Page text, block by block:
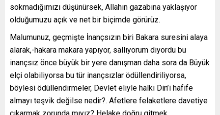
sokmadığımızı düşünürsek, Allahın gazabına yaklaşıyor
olduğumuzu açık ve net bir biçimde görürüz.
Malumunuz, geçmişte İnançsızın biri Bakara suresini alaya
alarak,-hakara makara yapıyor, sallıyorum diyordu bu
inançsız önce büyük bir yere danışman daha sora da Büyük
elçi olabiliyorsa bu tür inançsızlar ödüllendiriliyorsa,
böylesi ödüllendirmeler, Devlet eliyle halkı Din’i hafife
almayı teşvik değilse nedir?. Afetlere felaketlere davetiye